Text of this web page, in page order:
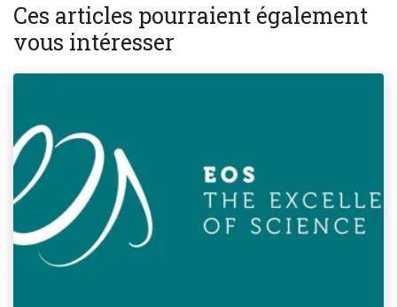
Ces articles pourraient également
vous intéresser